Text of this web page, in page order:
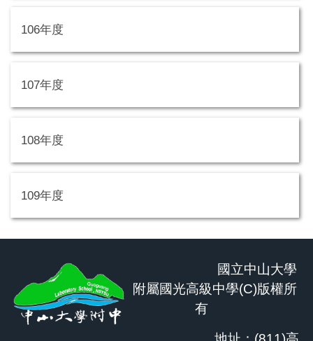
106年度
107年度
108年度
109年度
國立中山大學
附屬國光高級中學(C)版權所
有